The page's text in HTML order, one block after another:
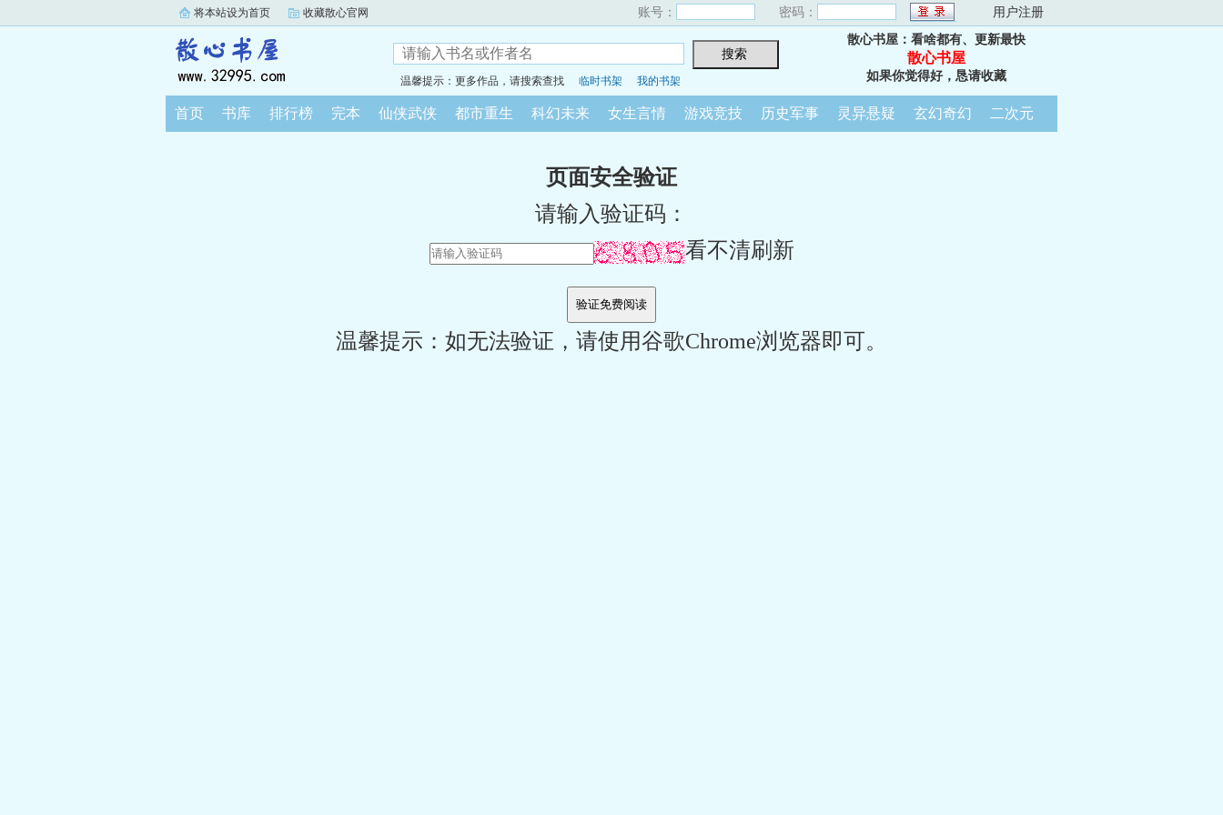
将本站设为首页 收藏散心官网 账号： 密码： 用户注册
温馨提示：更多作品，请搜索查找 临时书架 我的书架
散心书屋：看啥都有、更新最快
散心书屋
如果你觉得好，恳请收藏
首页 书库 排行榜 完本 仙侠武侠 都市重生 科幻未来 女生言情 游戏竞技 历史军事 灵异悬疑 玄幻奇幻 二次元
页面安全验证
请输入验证码：
看不清刷新
温馨提示：如无法验证，请使用谷歌Chrome浏览器即可。